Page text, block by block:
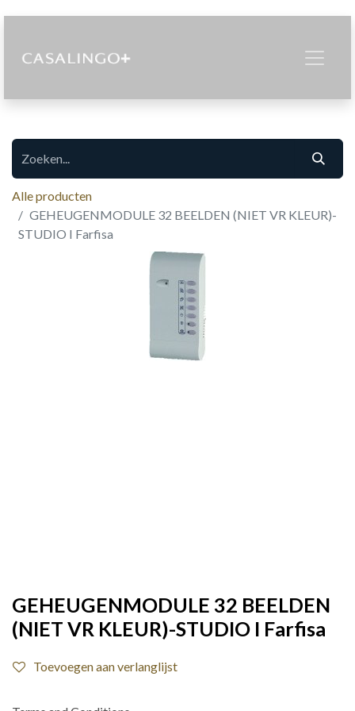
Alle producten
GEHEUGENMODULE 32 BEELDEN (NIET VR KLEUR)-
STUDIO I Farfisa
GEHEUGENMODULE 32 BEELDEN
(NIET VR KLEUR)-STUDIO I Farfisa
Toevoegen aan verlanglijst